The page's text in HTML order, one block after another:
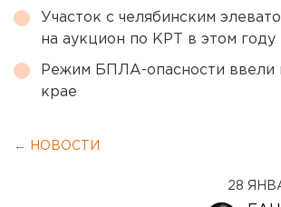
Участок с челябинским
на аукцион по КРТ в этом году
Режим БПЛА-опасности ввели
крае
← НОВОСТИ
28